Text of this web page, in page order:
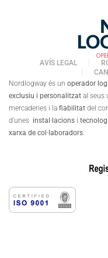
AVÍS LEGAL
Nordlogway és un operador
exclusiu i personalitzat al seus
mercaderies i la fiabilitat del
d'unes instal·lacions i
xarxa de col·laboradors